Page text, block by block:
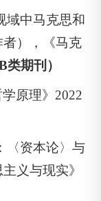
域中马克思和
），《马克
B类期刊）
原理》2022
〈资本论〉与
义与现实》